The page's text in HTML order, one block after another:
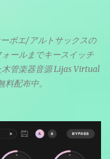
ボエ/アルトサックスの
ールまでキースイッチ
管楽器音源 Lijas Virtual
配布中。